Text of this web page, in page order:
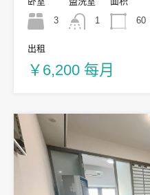
3
1
60
出租
￥6,200 每月